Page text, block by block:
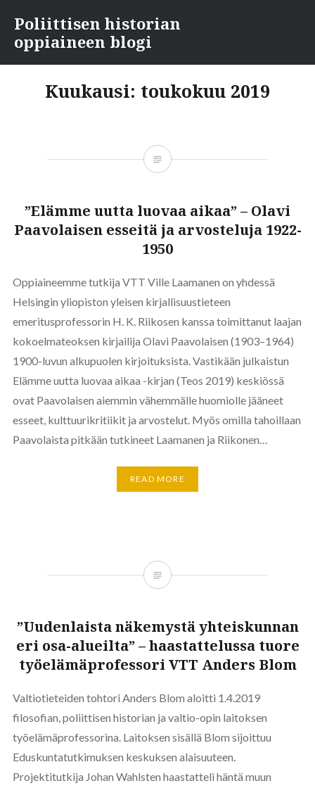
content
Poliittisen historian
oppiaineen blogi
Kuukausi: toukokuu 2019
”Elämme uutta luovaa aikaa” – Olavi
Paavolaisen esseitä ja arvosteluja 1922-
1950
Oppiaineemme tutkija VTT Ville Laamanen on yhdessä
Helsingin yliopiston yleisen kirjallisuustieteen
emeritusprofessorin H. K. Riikosen kanssa toimittanut laajan
kokoelmateoksen kirjailija Olavi Paavolaisen (1903–1964)
1900-luvun alkupuolen kirjoituksista. Vastikään julkaistun
Elämme uutta luovaa aikaa -kirjan (Teos 2019) keskiössä
ovat Paavolaisen aiemmin vähemmälle huomiolle jääneet
esseet, kulttuurikritiikit ja arvostelut. Myös omilla tahoillaan
Paavolaista pitkään tutkineet Laamanen ja Riikonen…
READ MORE
”Uudenlaista näkemystä yhteiskunnan
eri osa-alueilta” – haastattelussa tuore
työelämäprofessori VTT Anders Blom
Valtiotieteiden tohtori Anders Blom aloitti 1.4.2019
filosofian, poliittisen historian ja valtio-opin laitoksen
työelämäprofessorina. Laitoksen sisällä Blom sijoittuu
Eduskuntatutkimuksen keskuksen alaisuuteen.
Projektitutkija Johan Wahlsten haastatteli häntä muun